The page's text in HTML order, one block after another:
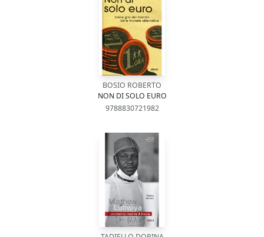
BOSIO ROBERTO
NON DI SOLO EURO
9788830721982